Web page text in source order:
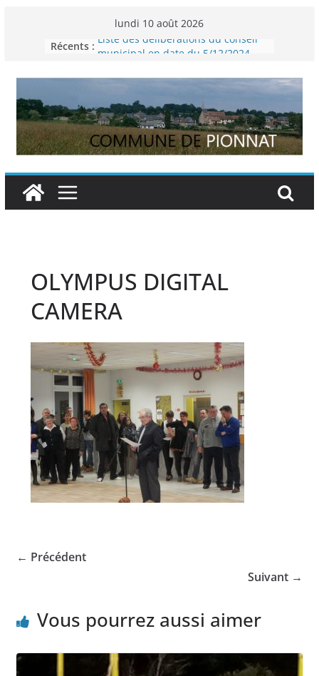
lundi 10 août 2026
Récents : Liste des délibérations du conseil
municipaux 2026
Permanence France Lyme
Voyager en Europe pour les jeunes
Enquête INSEE
OLYMPUS DIGITAL
CAMERA
← Précédent
Suivant →
Vous pourrez aussi aimer